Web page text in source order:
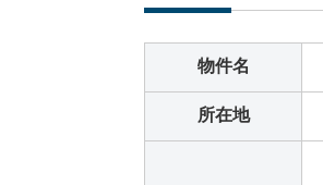
物件名
所在地